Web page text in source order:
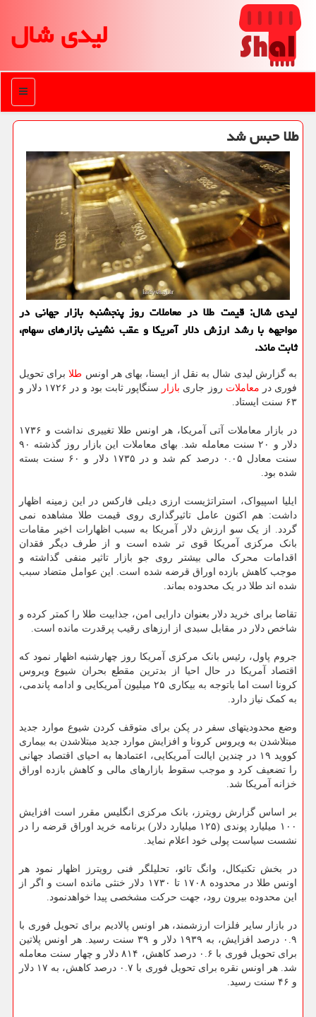
لیدی شال
منو
طلا حبس شد
لیدی شال: قیمت طلا در معاملات روز پنجشنبه بازار جهانی در
مواجهه با رشد ارزش دلار آمریكا و عقب نشینی بازارهای سهام،
ثابت ماند.
به گزارش لیدی شال به نقل از ایسنا، بهای هر اونس طلابرای تحویل
فوری در معاملات روز جاری بازار
سنگاپور ثابت بود و در ۱۷۲۶ دلار و
۶۳ سنت ایستاد.
در بازار معاملات آتی آمریکا، هر اونس طلا تغییری نداشت و ۱۷۳۶
دلار و ۲۰ سنت معامله شد. بهای معاملات این بازار روز گذشته ۹۰
سنت معادل ۰.۰۵ درصد کم شد و در ۱۷۳۵ دلار و ۶۰ سنت بسته
شده بود.
ایلیا اسپیواک، استراتژیست ارزی دیلی فارکس در این زمینه اظهار
داشت: هم اکنون عامل تاثیرگذاری روی قیمت طلا مشاهده نمی
گردد. از یک سو ارزش دلار آمریکا به سبب اظهارات اخیر مقامات
بانک مرکزی آمریکا قوی تر شده است و از طرف دیگر فقدان
اقدامات محرک مالی بیشتر روی جو بازار تاثیر منفی گذاشته و
موجب کاهش بازده اوراق قرضه شده است. این عوامل متضاد سبب
شده اند طلا در یک محدوده بماند.
تقاضا برای خرید دلار بعنوان دارایی امن، جذابیت طلا را کمتر کرده و
شاخص دلار در مقابل سبدی از ارزهای رقیب پرقدرت مانده است.
جروم پاول، رئیس بانک مرکزی آمریکا روز چهارشنبه اظهار نمود که
اقتصاد آمریکا در حال احیا از بدترین مقطع بحران شیوع ویروس
کرونا است اما باتوجه به بیکاری ۲۵ میلیون آمریکایی و ادامه پاندمی،
به کمک نیاز دارد.
وضع محدودیتهای سفر در پکن برای متوقف کردن شیوع موارد جدید
مبتلاشدن به ویروس کرونا و افزایش موارد جدید مبتلاشدن به بیماری
کووید ۱۹ در چندین ایالت آمریکایی، اعتمادها به احیای اقتصاد جهانی
را تضعیف کرد و موجب سقوط بازارهای مالی و کاهش بازده اوراق
خزانه آمریکا شد.
بر اساس گزارش رویترز، بانک مرکزی انگلیس مقرر است افزایش
۱۰۰ میلیارد پوندی (۱۲۵ میلیارد دلار) برنامه خرید اوراق قرضه را در
نشست سیاست پولی خود اعلام نماید.
در بخش تکنیکال، وانگ تائو، تحلیلگر فنی رویترز اظهار نمود هر
اونس طلا در محدوده ۱۷۰۸ تا ۱۷۳۰ دلار خنثی مانده است و اگر از
این محدوده بیرون رود، جهت حرکت مشخصی پیدا خواهدنمود.
در بازار سایر فلزات ارزشمند، هر اونس پالادیم برای تحویل فوری با
۰.۹ درصد افزایش، به ۱۹۳۹ دلار و ۳۹ سنت رسید. هر اونس پلاتین
برای تحویل فوری با ۰.۶ درصد کاهش، ۸۱۴ دلار و چهار سنت معامله
شد. هر اونس نقره برای تحویل فوری با ۰.۷ درصد کاهش، به ۱۷ دلار
و ۴۶ سنت رسید.